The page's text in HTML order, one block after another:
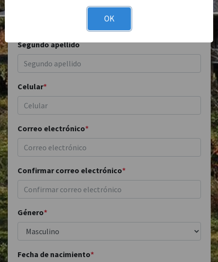
Segundo apellido
Celular*
Correo electrónico*
Confirmar correo electrónico*
Género*
Fecha de nacimiento*
OK